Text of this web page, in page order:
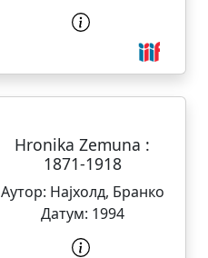
Hronika Zemuna :
1871-1918
Аутор: Најхолд, Бранко
Датум: 1994